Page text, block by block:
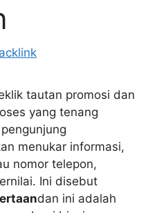
tautan promosi dan
yang tenang
menukar informasi,
nomor telepon,
Ini disebut
dan ini adalah